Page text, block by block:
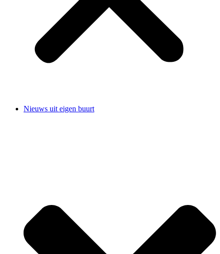
Nieuws uit eigen buurt